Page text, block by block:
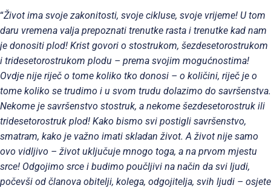
“Život ima svoje zakonitosti, svoje cikluse, svoje vrijeme! U tom
daru vremena valja prepoznati trenutke rasta i trenutke kad nam
je donositi plod! Krist govori o stostrukom, šezdesetorostrukom
i tridesetorostrukom plodu – prema svojim mogućnostima!
Ovdje nije riječ o tome koliko tko donosi – o količini, riječ je o
tome koliko se trudimo i u svom trudu dolazimo do savršenstva.
Nekome je savršenstvo stostruk, a nekome šezdesetorostruk ili
tridesetorostruk plod! Kako bismo svi postigli savršenstvo,
smatram, kako je važno imati skladan život. A život nije samo
ovo vidljivo – život uključuje mnogo toga, a na prvom mjestu
srce! Odgojimo srce i budimo poučljivi na način da svi ljudi,
počevši od članova obitelji, kolega, odgojitelja, svih ljudi – osjete